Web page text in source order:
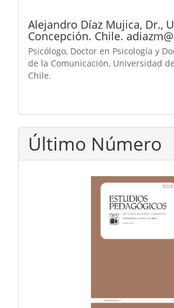
Alejandro Díaz Mujica, Dr.,
Concepción. Chile.
Psicólogo, Doctor en Psicología y
de la Comunicación, Universidad
Chile.
Último Número